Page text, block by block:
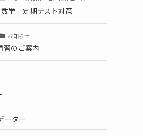
学 定期テスト対策
お知らせ
習のご案内
ーター